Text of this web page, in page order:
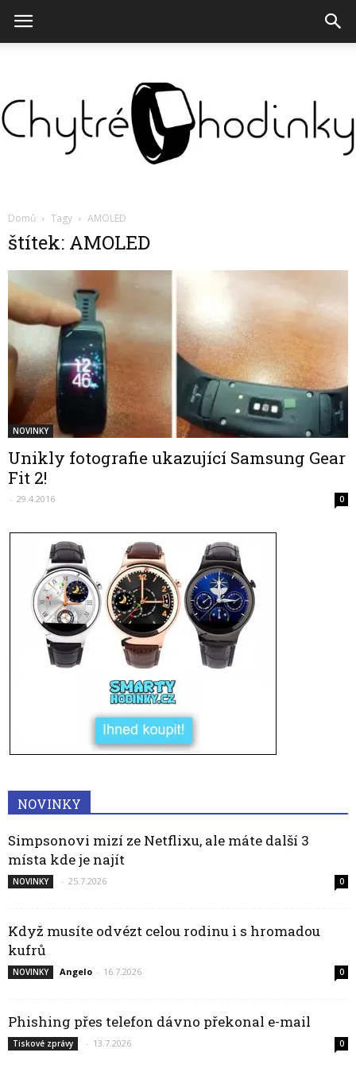
hodinky
Domů Tagy AMOLED
štítek: AMOLED
NOVINKY
Unikly fotografie ukazující Samsung Gear
Fit 2!
- 29.4.2016 0
NOVINKY
Simpsonovi mizí ze Netflixu, ale máte další 3
místa kde je najít
NOVINKY - 25.7.2026 0
Když musíte odvézt celou rodinu i s hromadou
kufrů
NOVINKY Angelo - 16.7.2026 0
Phishing přes telefon dávno překonal e-mail
Tiskové zprávy - 13.7.2026 0